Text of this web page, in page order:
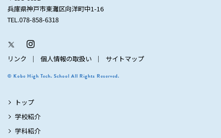
兵庫県神戸市東灘区向洋町中1-16
TEL.078-858-6318
リンク 個人情報の取扱い サイトマップ
© Kobe High Tech. School All Rights Reserved.
トップ
学校紹介
学科紹介